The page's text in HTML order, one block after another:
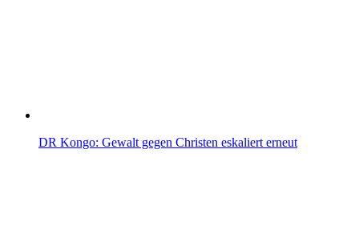
DR Kongo: Gewalt gegen Christen eskaliert erneut